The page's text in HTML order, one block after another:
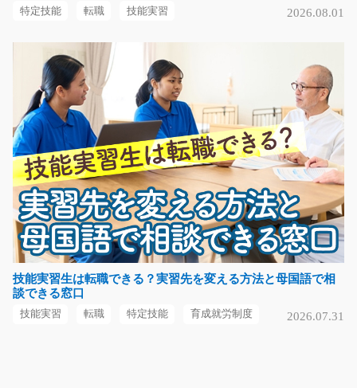
工具をしまうボック…
岐阜県大垣市
気になる
冷暖房完備の室内でプラスチック製品の検査/t01_
00426
☆期間限定のお仕事です＆キレイな職場です！！☆新規
立ち上げ20名募集！！…
短期（3ヶ月以内）
時給1100円～
愛知県みよし市
気になる
特定技能 転職 技能実習 2026.08.01
技能実習生は転職できる？実習先を変える方法と母国語で相
談できる窓口
技能実習 転職 特定技能 育成就労制度 2026.07.31